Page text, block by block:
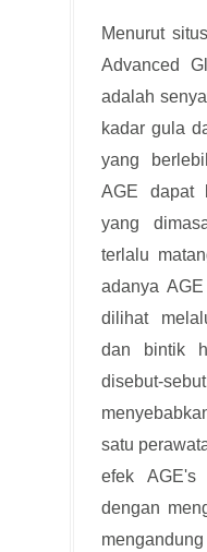
Menurut
Advanced
adalah
kadar gula
yang
AGE dapat
yang
terlalu
adanya
dilihat
dan bintik
disebut-
satu
efek
dengan